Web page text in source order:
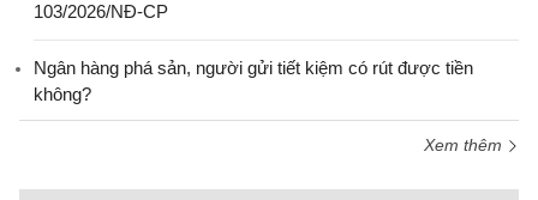
103/2026/NĐ-CP
Ngân hàng phá sản, người gửi tiết kiệm có rút được tiền
không?
Xem thêm